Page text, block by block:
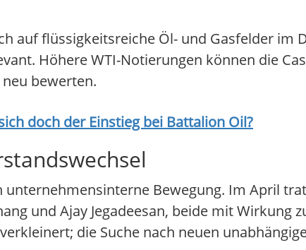
auf flüssigkeitsreiche Öl- und Gasfelder im
Höhere WTI-Notierungen können die
bewerten.
doch der Einstieg bei Battalion Oil?
Bewegung. Im April
und Ajay Jegadeesan, beide mit Wirkung
die Suche nach neuen